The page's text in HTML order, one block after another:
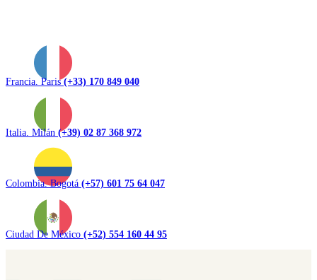
Francia. Paris(+33) 170 849 040
Italia. Milán (+39) 02 87 368 972
Colombia. Bogotá (+57) 601 75 64 047
Ciudad De México (+52) 554 160 44 95